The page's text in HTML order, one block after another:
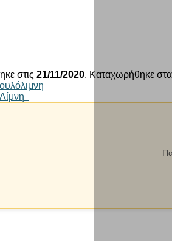
στις 21/11/2020. Καταχωρήθηκε